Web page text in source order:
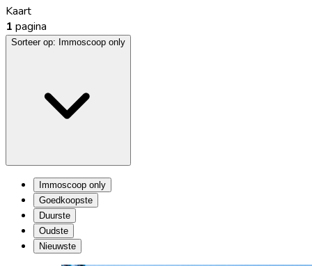
Kaart
1 pagina
Sorteer op: Immoscoop only
Immoscoop only
Goedkoopste
Duurste
Oudste
Nieuwste